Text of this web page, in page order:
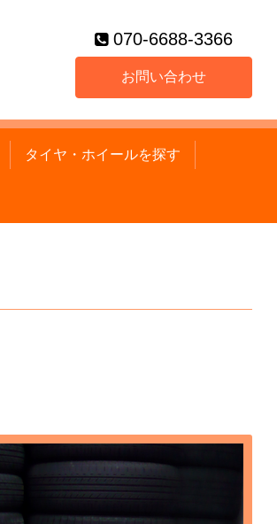
070-6688-3366
お問い合わせ
タイヤ・ホイールを探す